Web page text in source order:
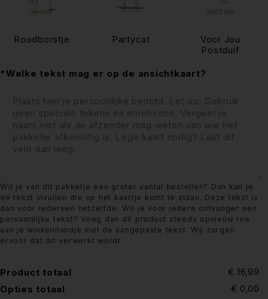
Roodborstje Partycat
Voor Jou
Postduif
*Welke tekst mag er op de ansichtkaart?
Wil je van dit pakketje een groter aantal bestellen? Dan kun je
de tekst invullen die op het kaartje komt te staan. Deze tekst is
dan voor iedereen hetzelfde. Wil je voor iedere ontvanger een
persoonlijke tekst? Voeg dan dit product steeds opnieuw toe
aan je winkelmandje met de aangepaste tekst. Wij zorgen
ervoor dat dit verwerkt wordt.
Product totaal
€ 16,99
Opties totaal
€ 0,00